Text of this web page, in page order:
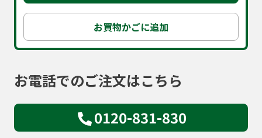
お買物かごに追加
お電話でのご注文はこちら
0120-831-830